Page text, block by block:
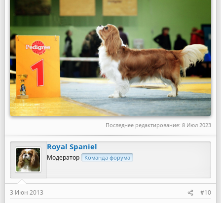
Последнее редактирование: 8 Июл 2023
Royal Spaniel
Модератор Команда форума
3 Июн 2013 #10